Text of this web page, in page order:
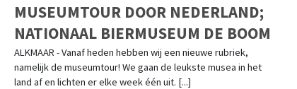
MUSEUMTOUR DOOR NEDERLAND;
NATIONAAL BIERMUSEUM DE BOOM
ALKMAAR - Vanaf heden hebben wij een nieuwe rubriek,
namelijk de museumtour! We gaan de leukste musea in het
land af en lichten er elke week één uit. [...]